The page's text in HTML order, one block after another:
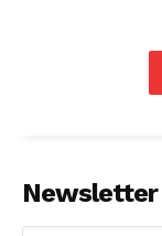
Newsletter